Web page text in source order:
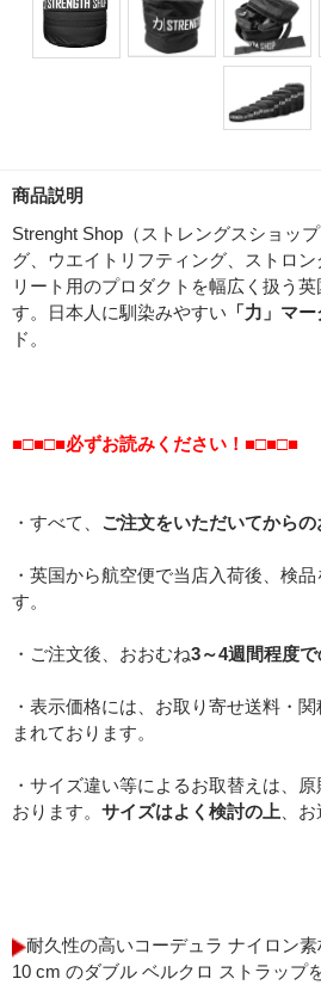
商品説明
Strenght Shop（ストレングスショッ
グ、ウエイトリフティング、ストロ
リート用のプロダクトを幅広く扱う
す。日本人に馴染みやすい 「力」マー
ド。
■□■□■必ずお読みください！■□■□■
・すべて、 ご注文をいただいてから
・英国から航空便で当店入荷後、検
す。
・ご注文後、おおむね3～4週間程度
・表示価格には、お取り寄せ送料・
まれております。
・サイズ違い等によるお取替えは、
おります。 サイズはよく検討の上 、
耐久性の高いコーデュラ ナイロン
10 cm のダブル ベルクロ ストラップ